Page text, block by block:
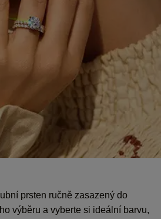
prsten ručně zasazený do
výběru a vyberte si ideální barvu,